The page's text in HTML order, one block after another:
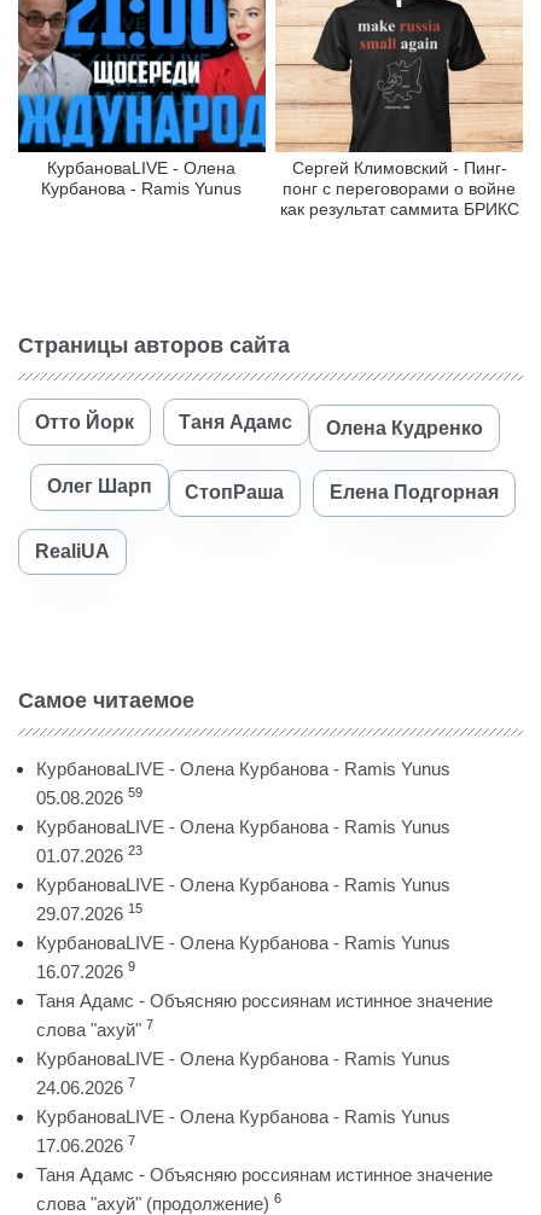
КурбановаLIVE - Олена
Курбанова - Ramis Yunus
Сергей Климовский - Пинг-
понг с переговорами о войне
как результат саммита БРИКС
Страницы авторов сайта
Отто Йорк Таня Адамс Олена Кудренко
Олег Шарп СтопРаша Елена Подгорная
RealiUA
Самое читаемое
КурбановаLIVE - Олена Курбанова - Ramis Yunus
05.08.2026 59
КурбановаLIVE - Олена Курбанова - Ramis Yunus
01.07.2026 23
КурбановаLIVE - Олена Курбанова - Ramis Yunus
29.07.2026 15
КурбановаLIVE - Олена Курбанова - Ramis Yunus
16.07.2026 9
Таня Адамс - Объясняю россиянам истинное значение
слова "ахуй" 7
КурбановаLIVE - Олена Курбанова - Ramis Yunus
24.06.2026 7
КурбановаLIVE - Олена Курбанова - Ramis Yunus
17.06.2026 7
Таня Адамс - Объясняю россиянам истинное значение
слова "ахуй" (продолжение) 6